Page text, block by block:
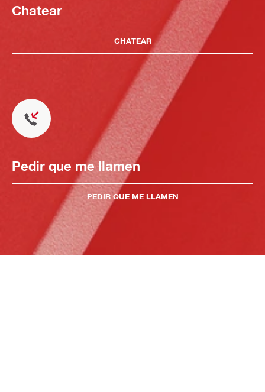
Chatear
CHATEAR
Pedir que me llamen
PEDIR QUE ME LLAMEN